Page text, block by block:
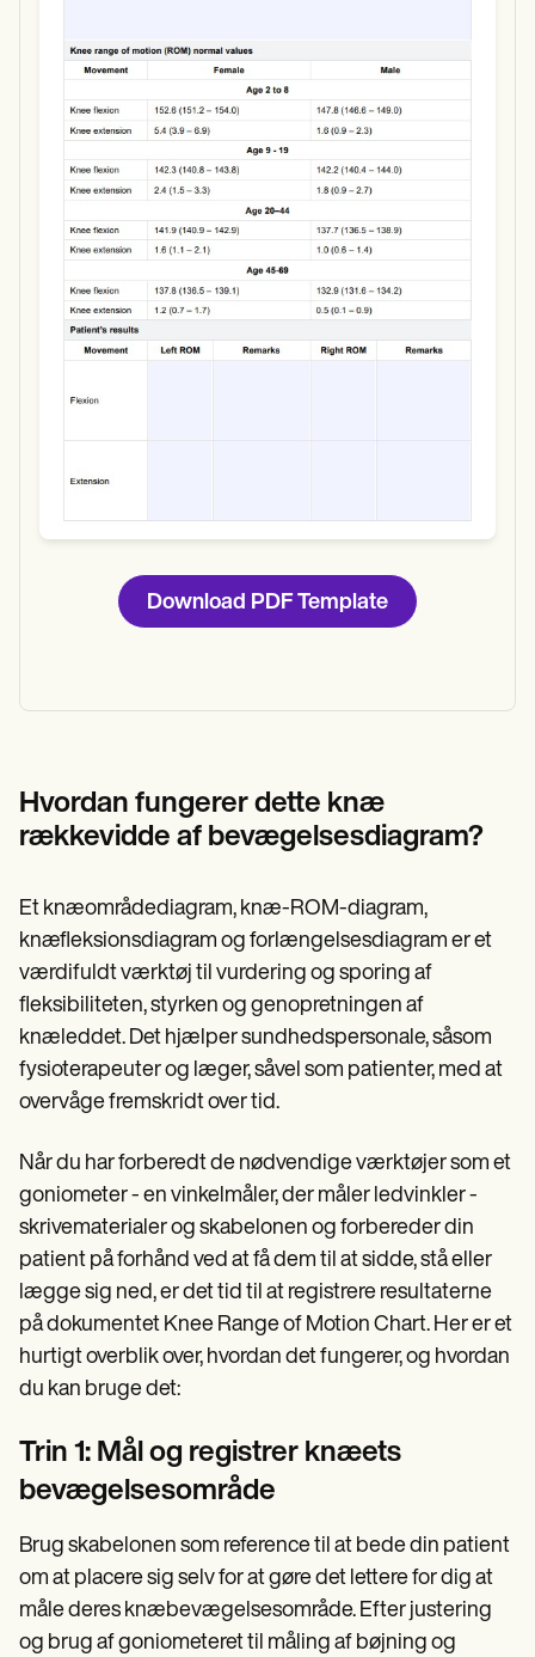
Use Template
Download
Download PDF Template
Hvordan fungerer dette knæ
rækkevidde af bevægelsesdiagram?
Et knæområdediagram, knæ-ROM-diagram,
knæfleksionsdiagram og forlængelsesdiagram er et
værdifuldt værktøj til vurdering og sporing af
fleksibiliteten, styrken og genopretningen af
knæleddet. Det hjælper sundhedspersonale, såsom
fysioterapeuter og læger, såvel som patienter, med at
overvåge fremskridt over tid.
Når du har forberedt de nødvendige værktøjer som et
goniometer - en vinkelmåler, der måler ledvinkler -
skrivematerialer og skabelonen og forbereder din
patient på forhånd ved at få dem til at sidde, stå eller
lægge sig ned, er det tid til at registrere resultaterne
på dokumentet Knee Range of Motion Chart. Her er et
hurtigt overblik over, hvordan det fungerer, og hvordan
du kan bruge det:
Trin 1: Mål og registrer knæets
bevægelsesområde
Brug skabelonen som reference til at bede din patient
om at placere sig selv for at gøre det lettere for dig at
måle deres knæbevægelsesområde. Efter justering
og brug af goniometeret til måling af bøjning og